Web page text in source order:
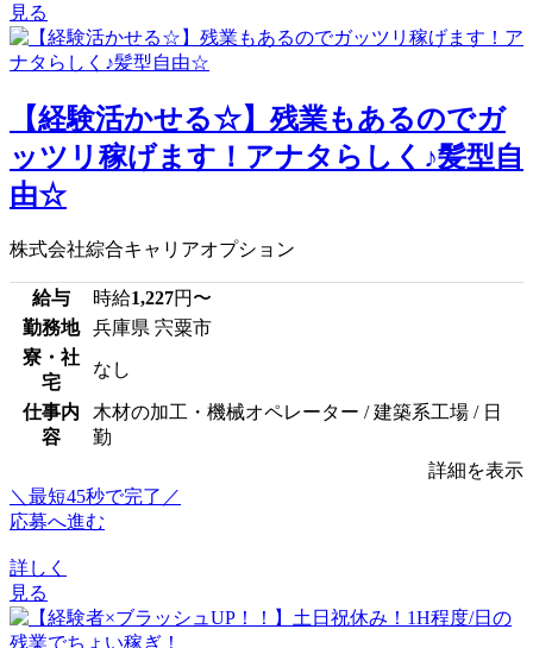
見る
【経験活かせる☆】残業もあるのでガ
ッツリ稼げます！アナタらしく♪髪型自
由☆
株式会社綜合キャリアオプション
給与 時給1,227円〜
勤務地
兵庫県 宍粟市
寮・社
宅
なし
仕事内
容
木材の加工・機械オペレーター / 建築系工場 / 日
勤
詳細を表示
＼最短45秒で完了／
応募へ進む
詳しく
見る